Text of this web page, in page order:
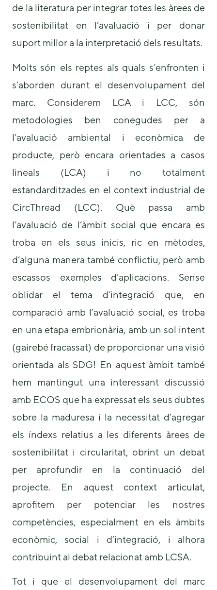
de la literatura per integrar totes les àrees de
sostenibilitat en l’avaluació i per donar
suport millor a la interpretació dels resultats.
Molts són els reptes als quals s’enfronten i
s’aborden durant el desenvolupament del
marc. Considerem LCA i LCC, són
metodologies ben conegudes per a
l’avaluació ambiental i econòmica de
producte, però encara orientades a casos
lineals (LCA) i no totalment
estandarditzades en el context industrial de
CircThread (LCC). Què passa amb
l’avaluació de l’àmbit social que encara es
troba en els seus inicis, ric en mètodes,
d’alguna manera també conflictiu, però amb
escassos exemples d’aplicacions. Sense
oblidar el tema d’integració que, en
comparació amb l’avaluació social, es troba
en una etapa embrionària, amb un sol intent
(gairebé fracassat) de proporcionar una visió
orientada als SDG! En aquest àmbit també
hem mantingut una interessant discussió
amb ECOS que ha expressat els seus dubtes
sobre la maduresa i la necessitat d’agregar
els índexs relatius a les diferents àrees de
sostenibilitat i circularitat, obrint un debat
per aprofundir en la continuació del
projecte. En aquest context articulat,
aprofitem per potenciar les nostres
competències, especialment en els àmbits
econòmic, social i d’integració, i alhora
contribuint al debat relacionat amb LCSA.
Tot i que el desenvolupament del marc